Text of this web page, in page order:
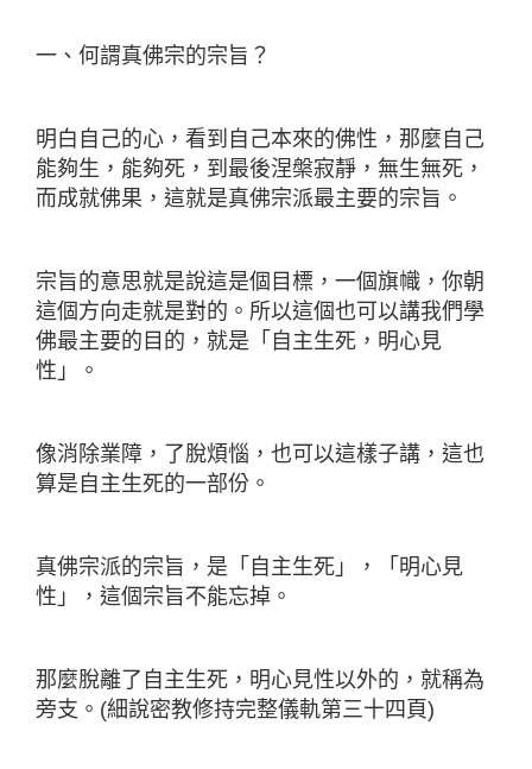
一、何謂真佛宗的宗旨？
明白自己的心，看到自己本來的佛性，那麼自己
能夠生，能夠死，到最後涅槃寂靜，無生無死，
而成就佛果，這就是真佛宗派最主要的宗旨。
宗旨的意思就是說這是個目標，一個旗幟，你朝
這個方向走就是對的。所以這個也可以講我們學
佛最主要的目的，就是「自主生死，明心見
性」。
像消除業障，了脫煩惱，也可以這樣子講，這也
算是自主生死的一部份。
真佛宗派的宗旨，是「自主生死」，「明心見
性」，這個宗旨不能忘掉。
那麼脫離了自主生死，明心見性以外的，就稱為
旁支。(細說密教修持完整儀軌第三十四頁)